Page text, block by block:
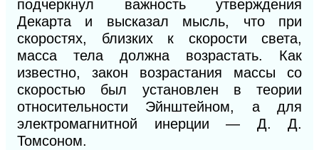
подчеркнул важность утверждения
Декарта и высказал мысль, что при
скоростях, близких к скорости света,
масса тела должна возрастать. Как
известно, закон возрастания массы со
скоростью был установлен в теории
относительности Эйнштейном, а для
электромагнитной инерции — Д. Д.
Томсоном.